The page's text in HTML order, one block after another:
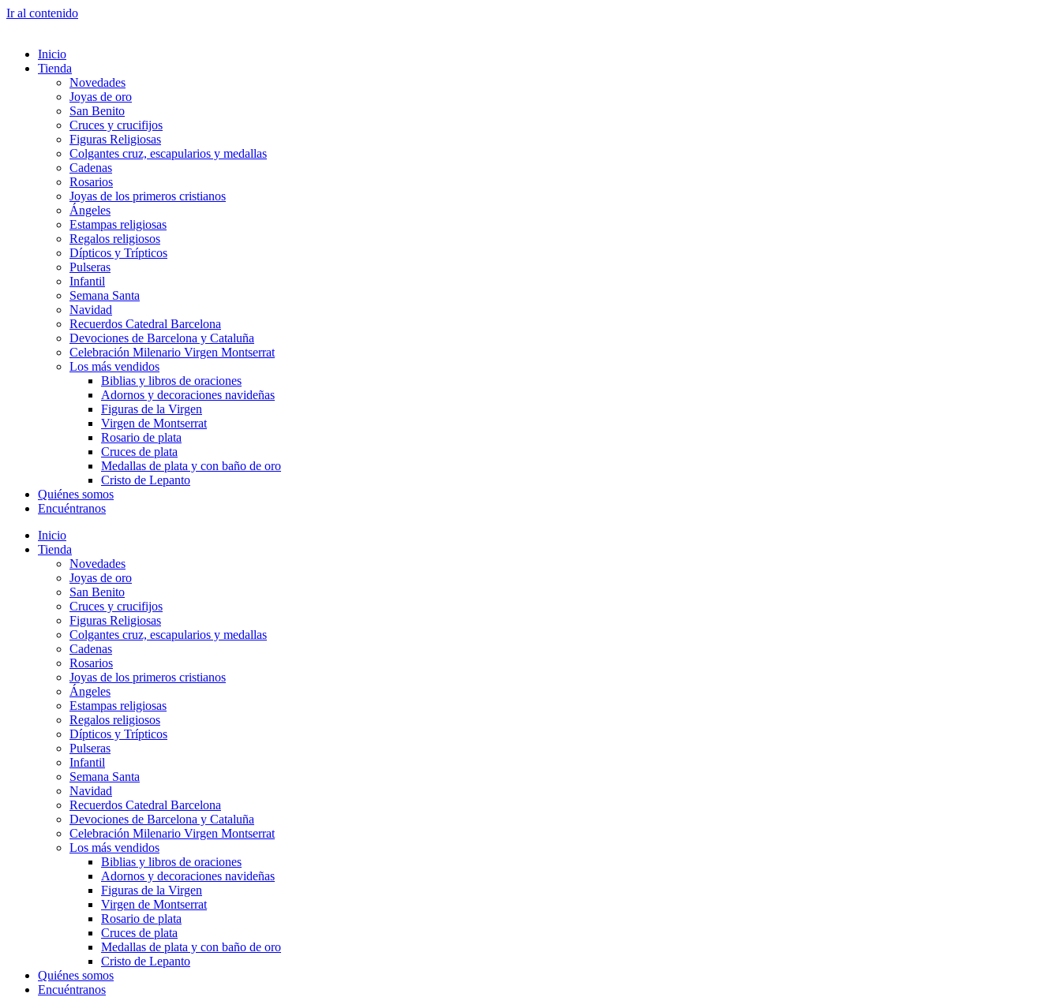
Ir al contenido
Inicio
Tienda
Novedades
Joyas de oro
San Benito
Cruces y crucifijos
Figuras Religiosas
Colgantes cruz, escapularios y medallas
Cadenas
Rosarios
Joyas de los primeros cristianos
Ángeles
Estampas religiosas
Regalos religiosos
Dípticos y Trípticos
Pulseras
Infantil
Semana Santa
Navidad
Recuerdos Catedral Barcelona
Devociones de Barcelona y Cataluña
Celebración Milenario Virgen Montserrat
Los más vendidos
Biblias y libros de oraciones
Adornos y decoraciones navideñas
Figuras de la Virgen
Virgen de Montserrat
Rosario de plata
Cruces de plata
Medallas de plata y con baño de oro
Cristo de Lepanto
Quiénes somos
Encuéntranos
Inicio
Tienda
Novedades
Joyas de oro
San Benito
Cruces y crucifijos
Figuras Religiosas
Colgantes cruz, escapularios y medallas
Cadenas
Rosarios
Joyas de los primeros cristianos
Ángeles
Estampas religiosas
Regalos religiosos
Dípticos y Trípticos
Pulseras
Infantil
Semana Santa
Navidad
Recuerdos Catedral Barcelona
Devociones de Barcelona y Cataluña
Celebración Milenario Virgen Montserrat
Los más vendidos
Biblias y libros de oraciones
Adornos y decoraciones navideñas
Figuras de la Virgen
Virgen de Montserrat
Rosario de plata
Cruces de plata
Medallas de plata y con baño de oro
Cristo de Lepanto
Quiénes somos
Encuéntranos